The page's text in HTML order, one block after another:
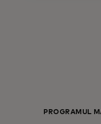
PROGRAMUL